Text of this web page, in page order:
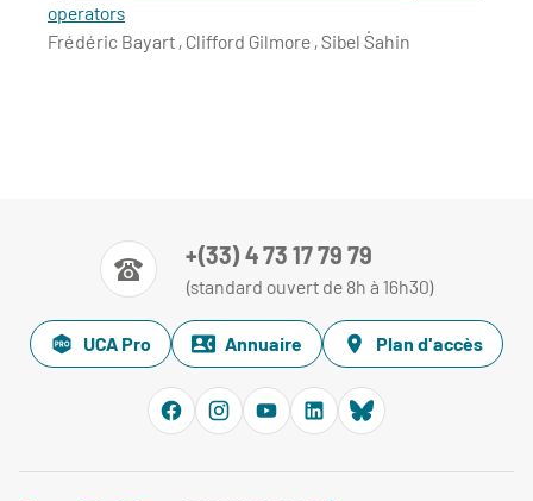
operators
Frédéric Bayart , Clifford Gilmore , Sibel Ṣahin
+(33) 4 73 17 79 79
(standard ouvert de 8h à 16h30)
UCA Pro Annuaire Plan d'accès